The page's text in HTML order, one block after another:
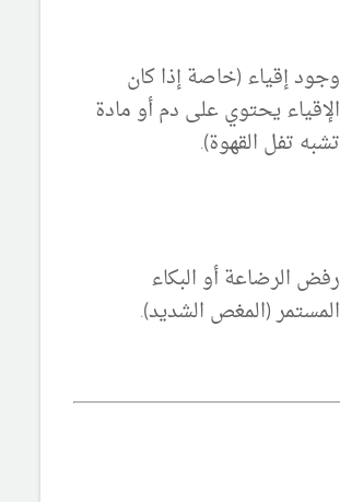
وجود إقياء (خاصة إذا كان
الإقياء يحتوي على دم أو مادة
تشبه تفل القهوة).
رفض الرضاعة أو البكاء
المستمر (المغص الشديد).